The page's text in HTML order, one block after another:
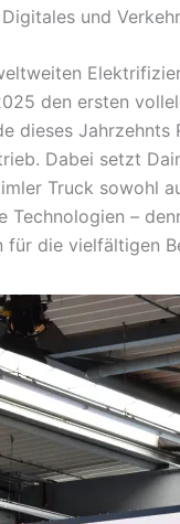
und
den ersten
dieses
Dabei setzt
Truck sowohl
Technologien –
für die vielfältigen